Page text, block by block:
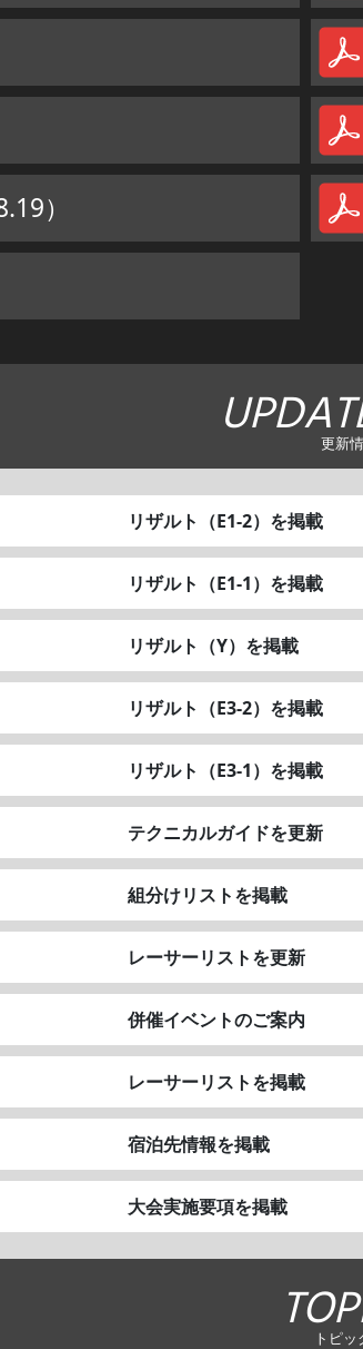
）
更新
リザルト（E1-2）を掲載
リザルト（E1-1）を掲載
リザルト（Y）を掲載
リザルト（E3-2）を掲載
リザルト（E3-1）を掲載
テクニカルガイドを更新
組分けリストを掲載
レーサーリストを更新
併催イベントのご案内
レーサーリストを掲載
宿泊先情報を掲載
大会実施要項を掲載
トピッ